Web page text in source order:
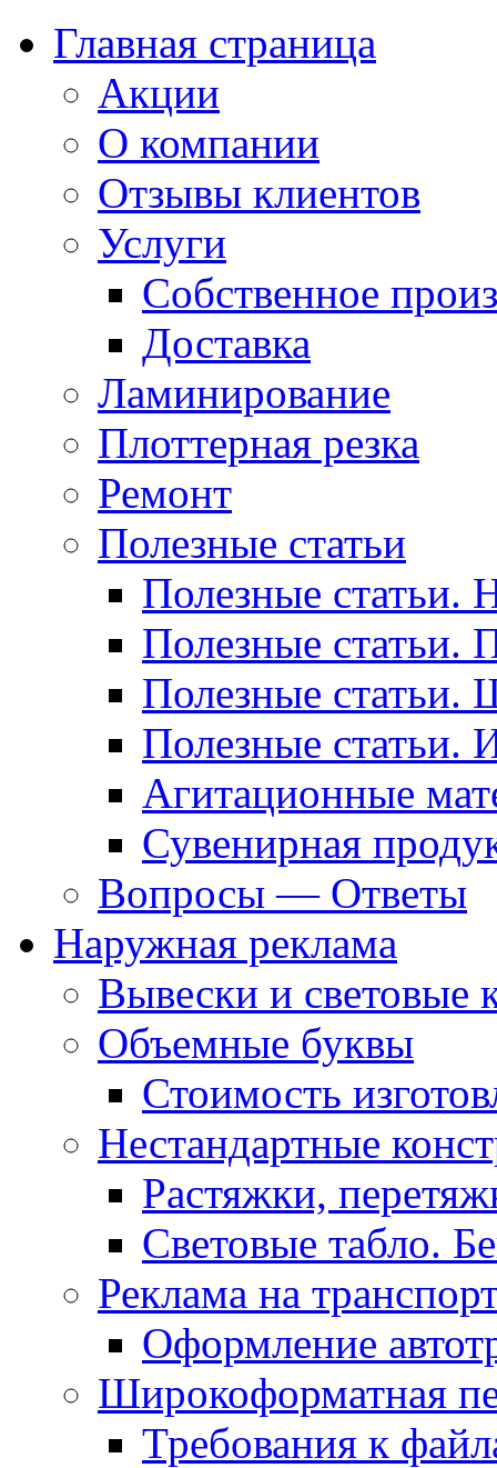
Главная страница
Акции
О компании
Отзывы клиентов
Услуги
Собственное
Доставка
Ламинирование
Плоттерная резка
Ремонт
Полезные статьи
Полезные статьи.
Полезные статьи.
Полезные статьи.
Полезные статьи.
Агитационные
Сувенирная
Вопросы — Ответы
Наружная реклама
Вывески и световые
Объемные буквы
Стоимость
Нестандартные
Растяжки,
Световые табло.
Реклама на
Оформление
Широкоформатная
Требования к